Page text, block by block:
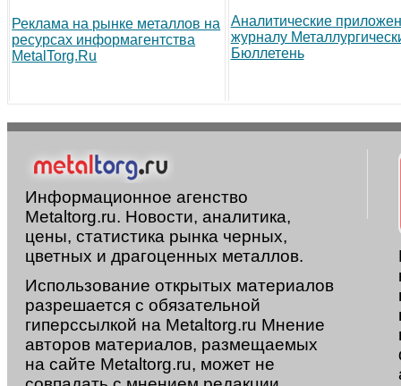
Реклама на рынке металлов на
ресурсах информагентства
MetalTorg.Ru
Аналитические
журналу
Бюллетень
Информационное агенство
Metaltorg.ru. Новости, аналитика,
цены, статистика рынка черных,
цветных и драгоценных металлов.
Использование открытых материалов
разрешается с обязательной
гиперссылкой на Metaltorg.ru Мнение
авторов материалов, размещаемых
на сайте Metaltorg.ru, может не